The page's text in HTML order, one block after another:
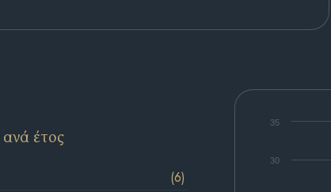
30
35
ανά έτος
(6)